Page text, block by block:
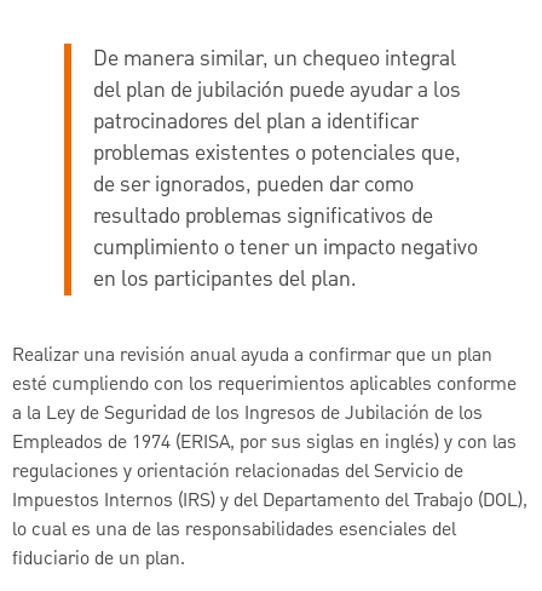
De manera similar, un chequeo integral
del plan de jubilación puede ayudar a los
patrocinadores del plan a identificar
problemas existentes o potenciales que,
de ser ignorados, pueden dar como
resultado problemas significativos de
cumplimiento o tener un impacto negativo
en los participantes del plan.
Realizar una revisión anual ayuda a confirmar que un plan
esté cumpliendo con los requerimientos aplicables conforme
a la Ley de Seguridad de los Ingresos de Jubilación de los
Empleados de 1974 (ERISA, por sus siglas en inglés) y con las
regulaciones y orientación relacionadas del Servicio de
Impuestos Internos (IRS) y del Departamento del Trabajo (DOL),
lo cual es una de las responsabilidades esenciales del
fiduciario de un plan.